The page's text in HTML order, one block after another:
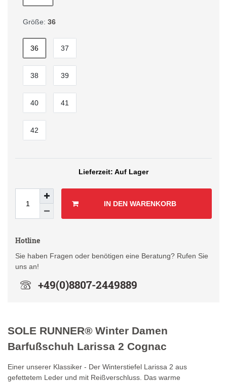
Größe: 36
36 37
38 39
40 41
42
Auf Lager
IN DEN WARENKORB
Hotline
Sie haben Fragen oder benötigen eine Beratung? Rufen Sie
uns an!
+49(0)8807-2449889
SOLE RUNNER® Winter Damen
Barfußschuh Larissa 2 Cognac
Einer unserer Klassiker - Der Winterstiefel Larissa 2 aus
gefettetem Leder und mit Reißverschluss. Das warme